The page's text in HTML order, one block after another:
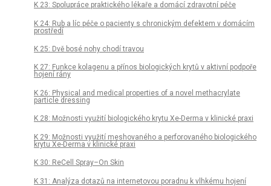
K 23: Spolupráce praktického lékaře a domácí zdravotní péče
K 24: Rub a líc péče o pacienty s chronickým defektem v domácím
prostředí
K 25: Dvě bosé nohy chodí travou
K 27: Funkce kolagenu a přínos biologických krytů v aktivní podpoře
hojení rány
K 26: Physical and medical properties of a novel methacrylate
particle dressing
K 28: Možnosti využití biologického krytu Xe-Derma v klinické praxi
K 29: Možnosti využití meshovaného a perforovaného biologického
krytu Xe-Derma v klinické praxi
K 30: ReCell Spray–On Skin
K 31: Analýza dotazů na internetovou poradnu k vlhkému hojení